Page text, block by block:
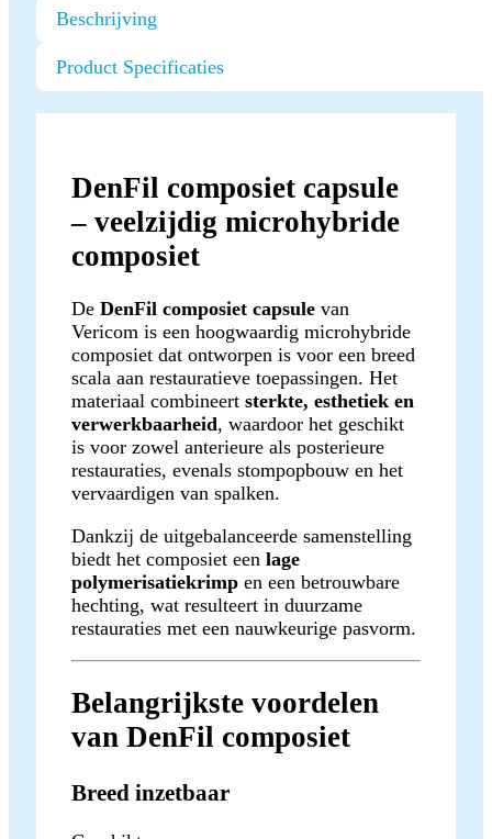
Beschrijving
Product Specificaties
DenFil composiet capsule
– veelzijdig microhybride
composiet
De DenFil composiet capsule van
Vericom is een hoogwaardig microhybride
composiet dat ontworpen is voor een breed
scala aan restauratieve toepassingen. Het
materiaal combineert sterkte, esthetiek en
verwerkbaarheid, waardoor het geschikt
is voor zowel anterieure als posterieure
restauraties, evenals stompopbouw en het
vervaardigen van spalken.
Dankzij de uitgebalanceerde samenstelling
biedt het composiet een lage
polymerisatiekrimp en een betrouwbare
hechting, wat resulteert in duurzame
restauraties met een nauwkeurige pasvorm.
Belangrijkste voordelen
van DenFil composiet
Breed inzetbaar